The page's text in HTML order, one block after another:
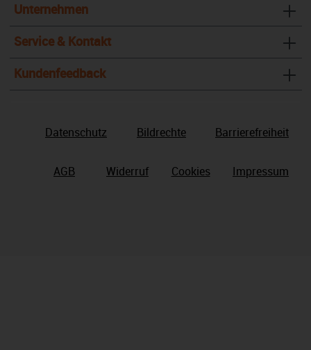
Unternehmen
Service & Kontakt
Kundenfeedback
Datenschutz Bildrechte Barrierefreiheit
AGB Widerruf Cookies Impressum